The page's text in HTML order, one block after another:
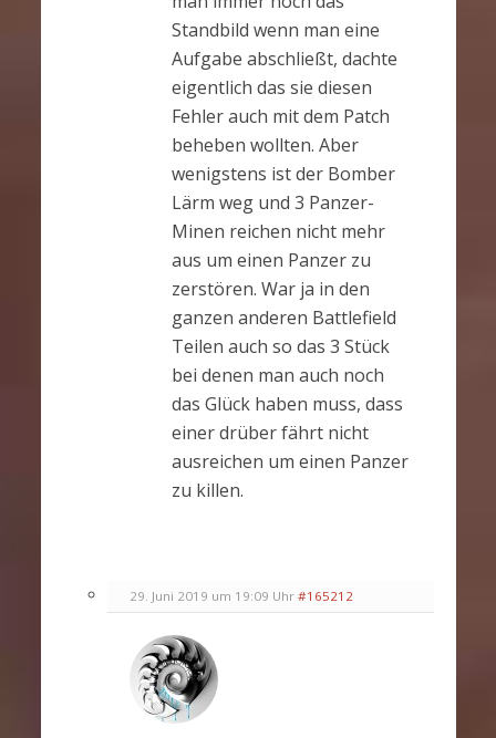
Standbild wenn man eine
Aufgabe abschließt, dachte
eigentlich das sie diesen
Fehler auch mit dem Patch
beheben wollten. Aber
wenigstens ist der Bomber
Lärm weg und 3 Panzer-
Minen reichen nicht mehr
aus um einen Panzer zu
zerstören. War ja in den
ganzen anderen Battlefield
Teilen auch so das 3 Stück
bei denen man auch noch
das Glück haben muss, dass
einer drüber fährt nicht
ausreichen um einen Panzer
zu killen.
29. Juni 2019 um 19:09 Uhr #165212